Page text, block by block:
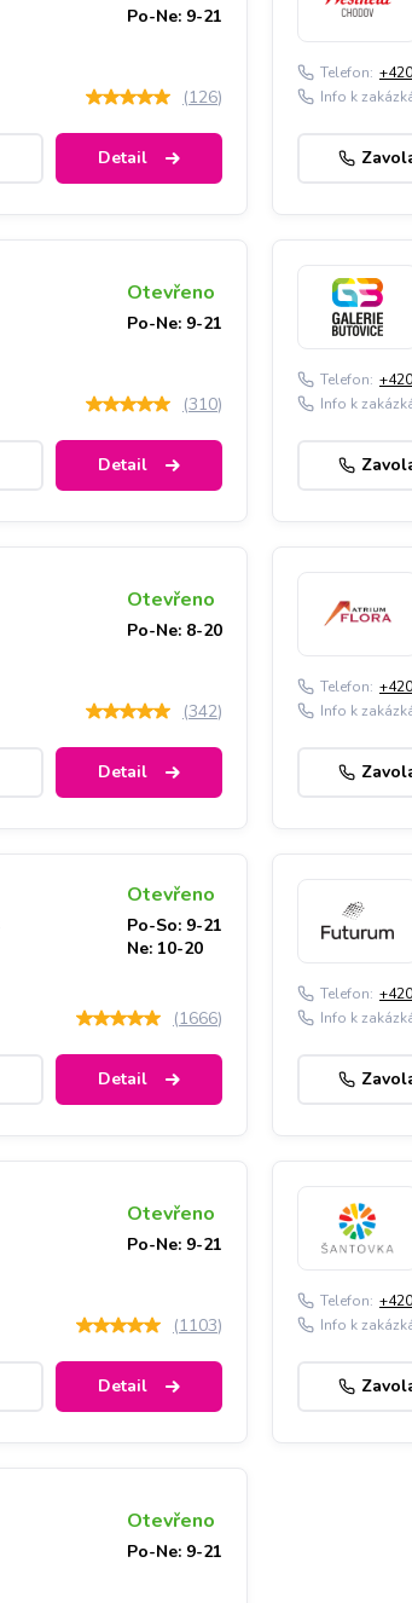
Po-Ne: 9-21
(126)
Detail
Telefon:
Info k
Otevřeno
Po-Ne: 9-21
(310)
Detail
Telefon:
Info k
Otevřeno
Po-Ne: 8-20
(342)
Detail
Telefon:
Info k
Otevřeno
Po-So: 9-21
Ne: 10-20
(1666)
Detail
Telefon:
Info k
Otevřeno
Po-Ne: 9-21
(1103)
Detail
Telefon:
Info k
Otevřeno
Po-Ne: 9-21